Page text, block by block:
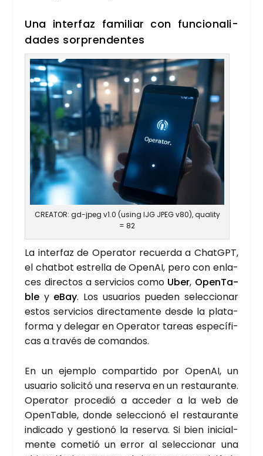
Una inter­faz fami­liar con fun­cio­na­li­
da­des sor­pren­den­tes
CREA­TOR: gd-jpeg v1.0 (using IJG JPEG v80), qua­lity
= 82
La inter­faz de Ope­ra­tor recuer­da a ChatGPT,
el chat­bot estre­lla de Ope­nAI, pero con enla­
ces direc­tos a ser­vi­cios como Uber, Open­Ta­
ble y eBay. Los usua­rios pue­den selec­cio­nar
estos ser­vi­cios direc­ta­men­te des­de la pla­ta­
for­ma y dele­gar en Ope­ra­tor tareas espe­cí­fi­
cas a tra­vés de coman­dos.
En un ejem­plo com­par­ti­do por Ope­nAI, un
usua­rio soli­ci­tó una reser­va en un res­tau­ran­te.
Ope­ra­tor pro­ce­dió a acce­der a la web de
Open­Ta­ble, don­de selec­cio­nó el res­tau­ran­te
indi­ca­do y ges­tio­nó la reser­va. Si bien ini­cial­
men­te come­tió un error al selec­cio­nar una